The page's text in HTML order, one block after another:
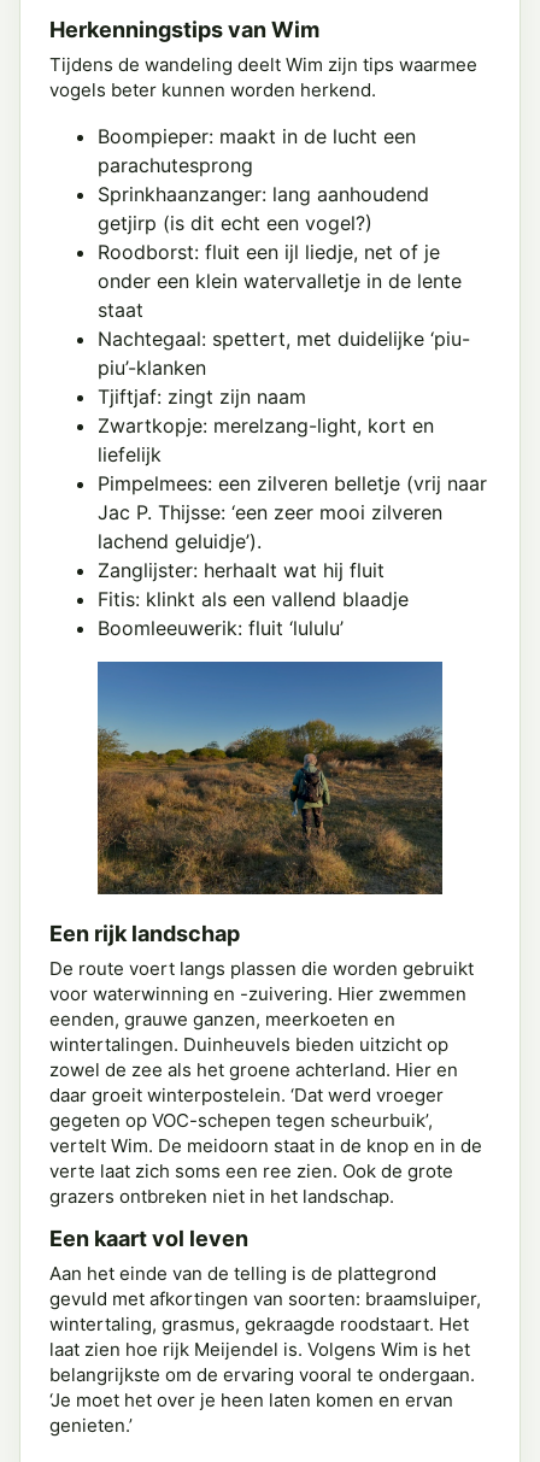
Herkenningstips van Wim
Tijdens de wandeling deelt Wim zijn tips waarmee
vogels beter kunnen worden herkend.
Boompieper: maakt in de lucht een
parachutesprong
Sprinkhaanzanger: lang aanhoudend
getjirp (is dit echt een vogel?)
Roodborst: fluit een ijl liedje, net of je
onder een klein watervalletje in de lente
staat
Nachtegaal: spettert, met duidelijke ‘piu-
piu’-klanken
Tjiftjaf: zingt zijn naam
Zwartkopje: merelzang-light, kort en
liefelijk
Pimpelmees: een zilveren belletje (vrij naar
Jac P. Thijsse: ‘een zeer mooi zilveren
lachend geluidje’).
Zanglijster: herhaalt wat hij fluit
Fitis: klinkt als een vallend blaadje
Boomleeuwerik: fluit ‘lululu’
Een rijk landschap
De route voert langs plassen die worden gebruikt
voor waterwinning en -zuivering. Hier zwemmen
eenden, grauwe ganzen, meerkoeten en
wintertalingen. Duinheuvels bieden uitzicht op
zowel de zee als het groene achterland. Hier en
daar groeit winterpostelein. ‘Dat werd vroeger
gegeten op VOC-schepen tegen scheurbuik’,
vertelt Wim. De meidoorn staat in de knop en in de
verte laat zich soms een ree zien. Ook de grote
grazers ontbreken niet in het landschap.
Een kaart vol leven
Aan het einde van de telling is de plattegrond
gevuld met afkortingen van soorten: braamsluiper,
wintertaling, grasmus, gekraagde roodstaart. Het
laat zien hoe rijk Meijendel is. Volgens Wim is het
belangrijkste om de ervaring vooral te ondergaan.
‘Je moet het over je heen laten komen en ervan
genieten.’